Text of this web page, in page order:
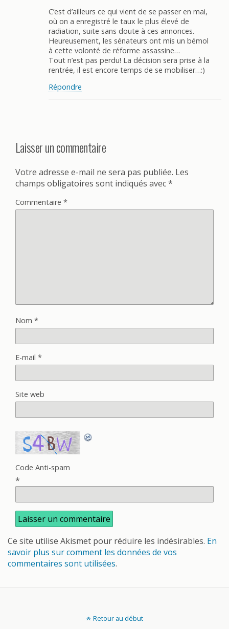
C’est d’ailleurs ce qui vient de se passer en mai,
où on a enregistré le taux le plus élevé de
radiation, suite sans doute à ces annonces.
Heureusement, les sénateurs ont mis un bémol
à cette volonté de réforme assassine…
Tout n’est pas perdu! La décision sera prise à la
rentrée, il est encore temps de se mobiliser…:)
Répondre
Laisser un commentaire
Votre adresse e-mail ne sera pas publiée. Les
champs obligatoires sont indiqués avec*
Commentaire *
Nom *
E-mail *
Site web
Code Anti-spam
*
Ce site utilise Akismet pour réduire les indésirables. En
savoir plus sur comment les données de vos
commentaires sont utilisées.
Retour au début